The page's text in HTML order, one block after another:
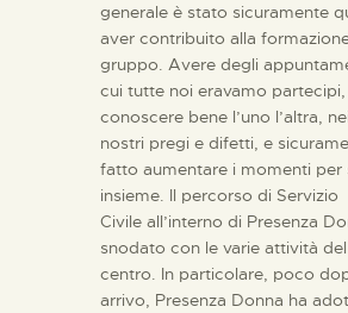
generale è stato sicuramente
aver contribuito alla
gruppo. Avere degli
cui tutte noi eravamo
conoscere bene l’uno l’altra, nei
nostri pregi e difetti, e
fatto aumentare i momenti per
insieme. Il percorso di Servizio
Civile all’interno di Presenza
snodato con le varie attività del
centro. In particolare, poco
arrivo, Presenza Donna ha